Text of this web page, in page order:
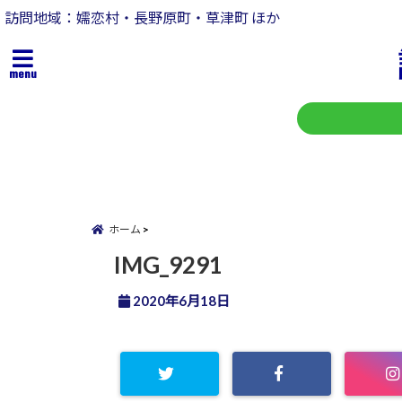
訪問地域：嬬恋村・長野原町・草津町 ほか
menu
ホーム
IMG_9291
2020年6月18日